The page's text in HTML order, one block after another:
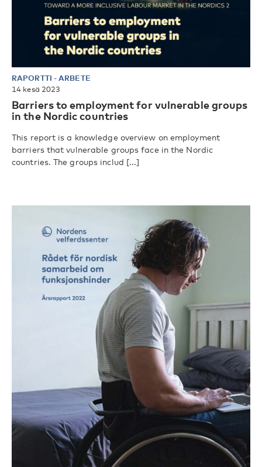
RAPORTTI -ARBETE
14 kesä 2023
Barriers to employment for vulnerable groups
in the Nordic countries
This report is a knowledge overview on employment
barriers that vulnerable groups face in the Nordic
countries. The groups includ [...]